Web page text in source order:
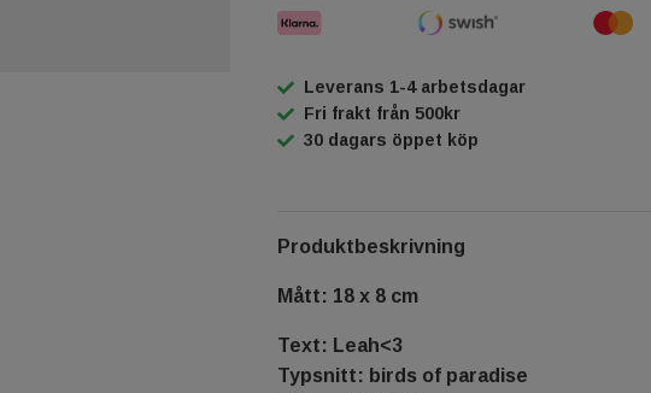
Leverans 1-4 arbetsdagar
Fri frakt från 500kr
30 dagars öppet köp
Produktbeskrivning
Mått: 18 x 8 cm
Text: Leah<3
Typsnitt: birds of paradise